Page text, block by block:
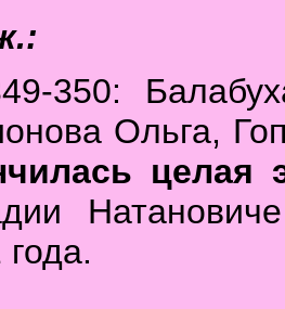
350:
Ольга,
целая